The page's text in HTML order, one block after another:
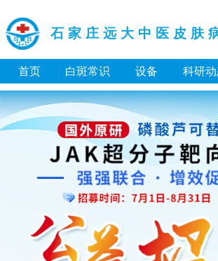
石家庄远大中医皮肤
首页 白斑常识 设备 科研